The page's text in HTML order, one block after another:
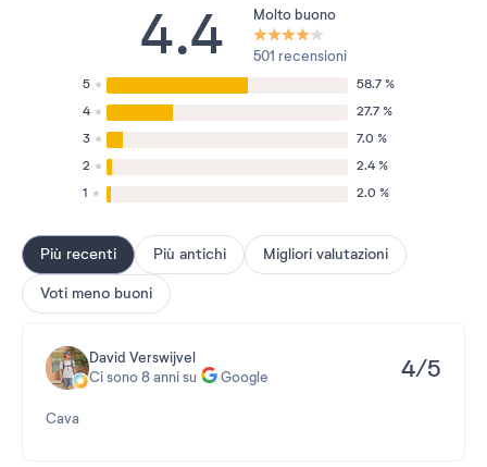
4.4 Molto buono
501 recensioni
5
58.7 %
4
27.7 %
3
7.0 %
2
2.4 %
1
2.0 %
Più recenti Più antichi Migliori valutazioni
Voti meno buoni
David Verswijvel
Ci sono 8 anni su
Google 4/5
Cava